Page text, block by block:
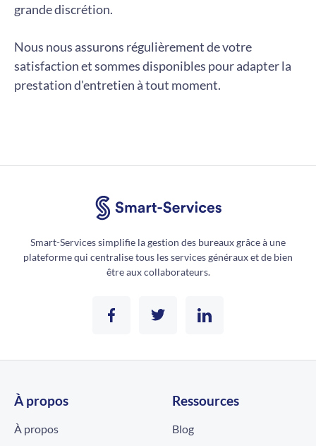
grande discrétion.
Nous nous assurons régulièrement de votre
satisfaction et sommes disponibles pour adapter la
prestation d'entretien à tout moment.
Smart-Services simplifie la gestion des bureaux grâce à une
plateforme qui centralise tous les services généraux et de bien
être aux collaborateurs.
À propos
À propos
Ressources
Blog